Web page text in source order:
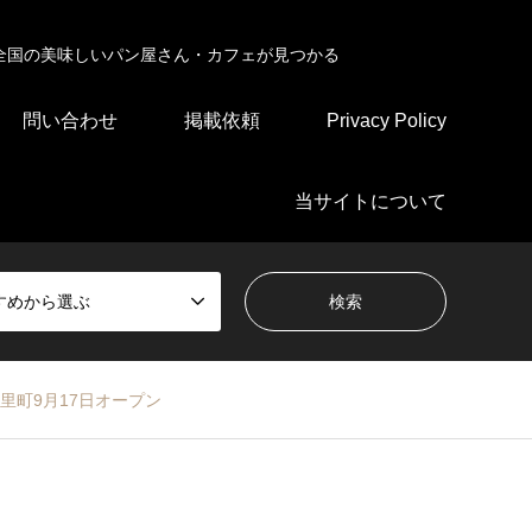
の美味しいパン屋さん・カフェが見つかる
問い合わせ 掲載依頼 Privacy Policy
当サイトについて
めから選ぶ
町9月17日オープン